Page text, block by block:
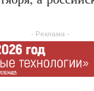
- Реклама -